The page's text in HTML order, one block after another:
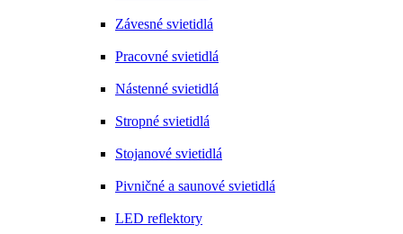
Závesné svietidlá
Pracovné svietidlá
Nástenné svietidlá
Stropné svietidlá
Stojanové svietidlá
Pivničné a saunové svietidlá
LED reflektory